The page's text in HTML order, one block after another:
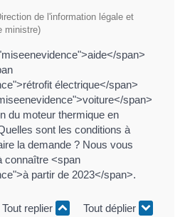
de l'information légale et
ministre)
span>
électrique</span>
span>
du moteur thermique en
sont les conditions à
la demande ? Nous vous
connaître <span
partir de 2023</span>.
Tout replier Tout déplier